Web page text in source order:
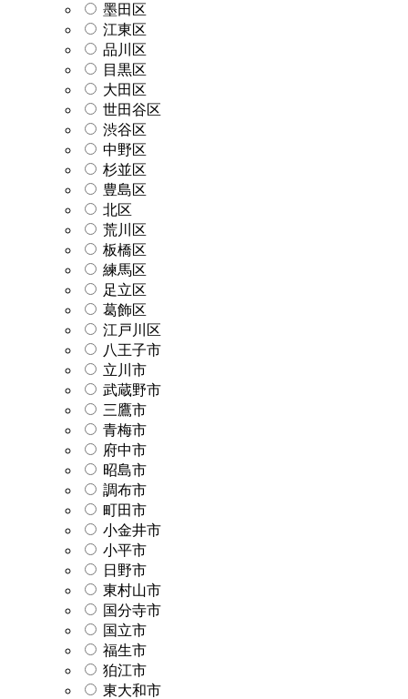
墨田区
江東区
品川区
目黒区
大田区
世田谷区
渋谷区
中野区
杉並区
豊島区
北区
荒川区
板橋区
練馬区
足立区
葛飾区
江戸川区
八王子市
立川市
武蔵野市
三鷹市
青梅市
府中市
昭島市
調布市
町田市
小金井市
小平市
日野市
東村山市
国分寺市
国立市
福生市
狛江市
東大和市